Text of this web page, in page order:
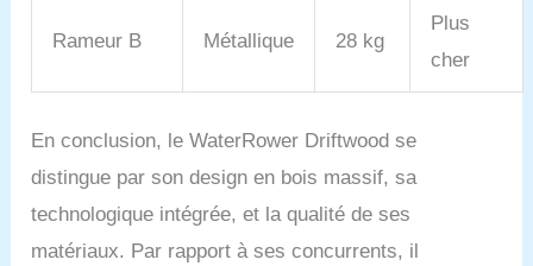
Rameur B Métallique 28 kg
Plus
cher
En conclusion, le WaterRower Driftwood se
distingue par son design en bois massif, sa
technologique intégrée, et la qualité de ses
matériaux. Par rapport à ses concurrents, il